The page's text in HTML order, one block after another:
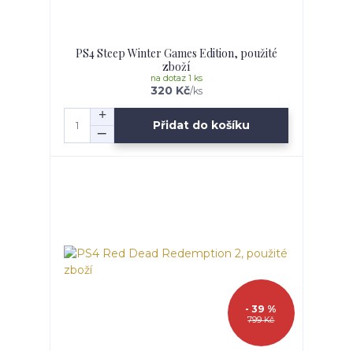
PS4 Steep Winter Games Edition, použité
zboží
320 Kč/ks
na dotaz 1 ks
Přidat do košíku
799 Kč
- 39 %